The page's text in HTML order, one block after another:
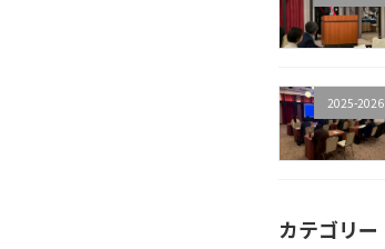
2025-2026
カテゴリー